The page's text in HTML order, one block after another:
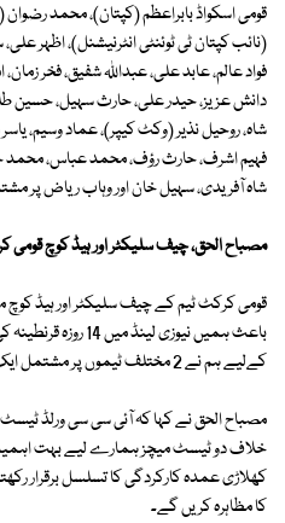
قومی اسکواڈ بابراعظم (کپتان)، محمد
(نائب کپتان ٹی ٹوئنٹی انٹرنیشنل)، اظہر
فواد عالم، عابد علی، عبداللہ شفیق، فخر
دانش عزیز، حیدر علی، حارث سہیل، حسین
شاہ، روحیل نذیر (وکٹ کیپر)، عماد وسیم،
فہیم اشرف، حارث رؤف، محمد عباس، محمد
شاہ آفریدی، سہیل خان اور وہاب ریاض پر
مصباح الحق، چیف سلیکٹر اور ہیڈ کوچ قومی
باعث ہمیں نیوزی
کےلیے ہم نے 2 مختلف ٹیموں پر مشتمل ایک مکمل اسکواڈ تشکیل دیا ہے۔
مصباح الحق نے کہا کہ آئی سی سی ورلڈ
خلاف دو ٹیسٹ میچز ہمارے لیے بہت
کھلاڑی عمدہ کارکردگی کا تسلسل برقرار
کا مظاہرہ کریں گے۔